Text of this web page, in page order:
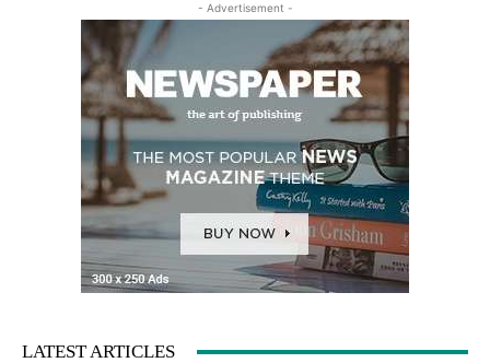
- Advertisement -
LATEST ARTICLES